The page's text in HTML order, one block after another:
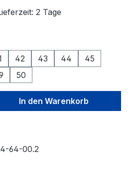
2 Tage
42 43 44
45
50
Gib den
In den Warenkorb
64-00.2